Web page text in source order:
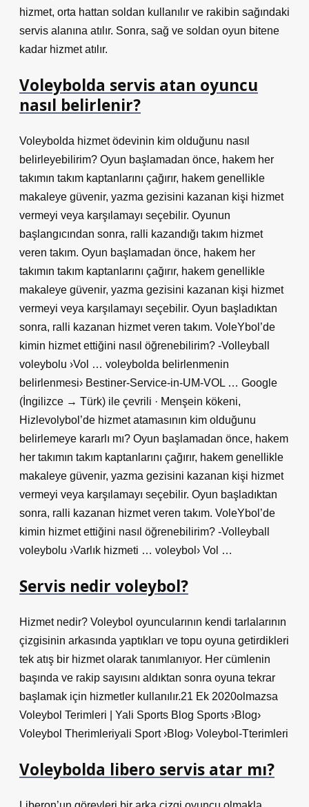
hizmet, orta hattan soldan kullanılır ve rakibin sağındaki
servis alanına atılır. Sonra, sağ ve soldan oyun bitene
kadar hizmet atılır.
Voleybolda servis atan oyuncu
nasıl belirlenir?
Voleybolda hizmet ödevinin kim olduğunu nasıl
belirleyebilirim? Oyun başlamadan önce, hakem her
takımın takım kaptanlarını çağırır, hakem genellikle
makaleye güvenir, yazma gezisini kazanan kişi hizmet
vermeyi veya karşılamayı seçebilir. Oyunun
başlangıcından sonra, ralli kazandığı takım hizmet
veren takım. Oyun başlamadan önce, hakem her
takımın takım kaptanlarını çağırır, hakem genellikle
makaleye güvenir, yazma gezisini kazanan kişi hizmet
vermeyi veya karşılamayı seçebilir. Oyun başladıktan
sonra, ralli kazanan hizmet veren takım. VoleYbol’de
kimin hizmet ettiğini nasıl öğrenebilirim? -Volleyball
voleybolu ›Vol … voleybolda belirlenmenin
belirlenmesi› Bestiner-Service-in-UM-VOL … Google
(İngilizce → Türk) ile çevrili · Menşein kökeni,
Hizlevolybol’de hizmet atamasının kim olduğunu
belirlemeye kararlı mı? Oyun başlamadan önce, hakem
her takımın takım kaptanlarını çağırır, hakem genellikle
makaleye güvenir, yazma gezisini kazanan kişi hizmet
vermeyi veya karşılamayı seçebilir. Oyun başladıktan
sonra, ralli kazanan hizmet veren takım. VoleYbol’de
kimin hizmet ettiğini nasıl öğrenebilirim? -Volleyball
voleybolu ›Varlık hizmeti … voleybol› Vol …
Servis nedir voleybol?
Hizmet nedir? Voleybol oyuncularının kendi tarlalarının
çizgisinin arkasında yaptıkları ve topu oyuna getirdikleri
tek atış bir hizmet olarak tanımlanıyor. Her cümlenin
başında ve rakip sayısını aldıktan sonra oyuna tekrar
başlamak için hizmetler kullanılır.21 Ek 2020olmazsa
Voleybol Terimleri | Yali Sports Blog Sports ›Blog›
Voleybol Therimleriyali Sport ›Blog› Voleybol-Tterimleri
Voleybolda libero servis atar mı?